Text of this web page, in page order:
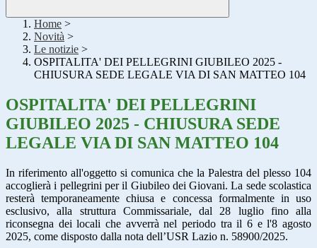
Home >
Novità >
Le notizie >
OSPITALITA' DEI PELLEGRINI GIUBILEO 2025 -
CHIUSURA SEDE LEGALE VIA DI SAN MATTEO 104
OSPITALITA' DEI PELLEGRINI
GIUBILEO 2025 - CHIUSURA SEDE
LEGALE VIA DI SAN MATTEO 104
In riferimento all'oggetto si comunica che la Palestra del plesso 104
accoglierà i pellegrini per il Giubileo dei Giovani. La sede scolastica
resterà temporaneamente chiusa e concessa formalmente in uso
esclusivo, alla struttura Commissariale, dal 28 luglio fino alla
riconsegna dei locali che avverrà nel periodo tra il 6 e l'8 agosto
2025, come disposto dalla nota dell’USR Lazio n. 58900/2025.